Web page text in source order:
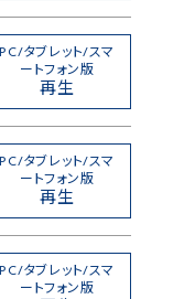
PC/タブレット/スマ
ートフォン版
再生
PC/タブレット/スマ
ートフォン版
再生
PC/タブレット/スマ
ートフォン版